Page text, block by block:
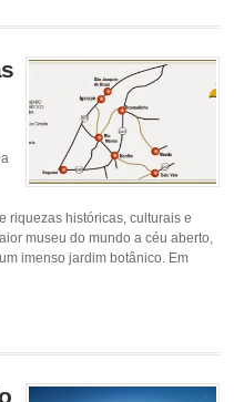
riquezas históricas, culturais e
museu do mundo a céu aberto,
imenso jardim botânico. Em